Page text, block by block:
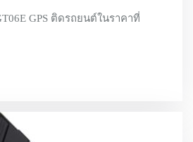
GPS ติดรถยนต์ในราคาที่